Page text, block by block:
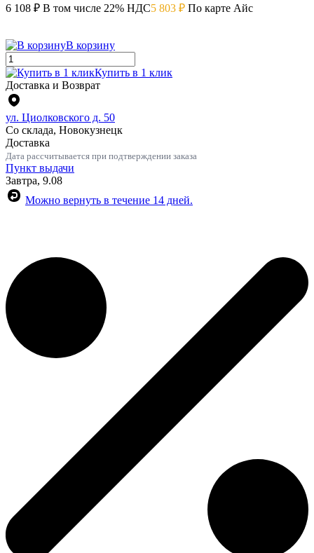
6 108 ₽ В том числе 22% НДС5 803 ₽ По карте Айс
В корзину
Купить в 1 клик
Доставка и Возврат
ул. Циолковского д. 50
Со склада, Новокузнецк
Доставка
Дата рассчитывается при подтверждении заказа
Пункт выдачи
Завтра, 9.08
Можно вернуть в течение 14 дней.